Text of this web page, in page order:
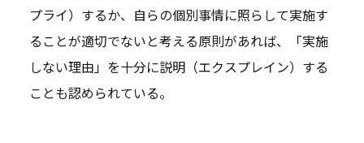
プライ）するか、自らの個別事情に照らして実施す
ることが適切でないと考える原則があれば、「実施
しない理由」を十分に説明（エクスプレイン）する
ことも認められている。